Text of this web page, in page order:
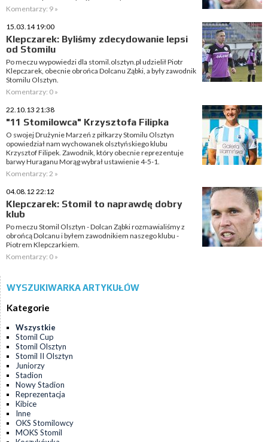
Komentarzy: 9 »
15.03.14 19:00
Klepczarek: Byliśmy zdecydowanie lepsi
od Stomilu
Po meczu wypowiedzi dla stomil.olsztyn.pl udzielił Piotr
Klepczarek, obecnie obrońca Dolcanu Ząbki, a były zawodnik
Stomilu Olsztyn.
Komentarzy: 0 »
22.10.13 21:38
"11 Stomilowca" Krzysztofa Filipka
O swojej Drużynie Marzeń z piłkarzy Stomilu Olsztyn
opowiedział nam wychowanek olsztyńskiego klubu
Krzysztof Filipek. Zawodnik, który obecnie reprezentuje
barwy Huraganu Morąg wybrał ustawienie 4-5-1.
Komentarzy: 2 »
04.08.12 22:12
Klepczarek: Stomil to naprawdę dobry
klub
Po meczu Stomil Olsztyn - Dolcan Ząbki rozmawialiśmy z
obrońcą Dolcanu i byłem zawodnikiem naszego klubu -
Piotrem Klepczarkiem.
Komentarzy: 0 »
WYSZUKIWARKA ARTYKUŁÓW
Kategorie
Wszystkie
Stomil Cup
Stomil Olsztyn
Stomil II Olsztyn
Juniorzy
Stadion
Nowy Stadion
Reprezentacja
Kibice
Inne
OKS Stomilowcy
MOKS Stomil